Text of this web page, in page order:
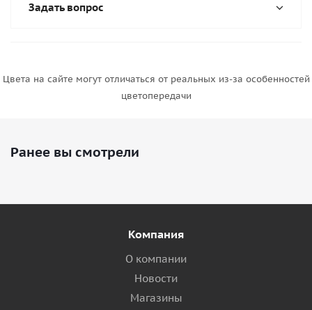
Задать вопрос
Цвета на сайте могут отличаться от реальных из-за особенностей
цветопередачи
Ранее вы смотрели
Компания
О компании
Новости
Магазины